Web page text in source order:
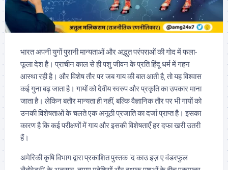
भारत अपनी युगों पुरानी मान्यताओं और अद्भुत परंपराओं की गोद में फला-
फूला देश है। प्राचीन काल से ही पशु जीवन के प्रति हिंदू धर्म में गहन
आस्था रही है। और विशेष तौर पर जब गाय की बात आती है, तो यह विश्वास
कई गुना बढ़ जाता है। गायों को दैवीय स्वरुप और प्रकृति का उपकार माना
जाता है। लेकिन बतौर मान्यता ही नहीं, बल्कि वैज्ञानिक तौर पर भी गायों को
उनकी विशेषताओं के चलते एक अनूठी प्रजाति का दर्जा प्राप्त है। इसका
कारण है कि कई परीक्षणों में गाय और इसकी विशेषताएँ हर दफा खरी उतरी
हैं।
अमेरिकी कृषि विभाग द्वारा प्रकाशित पुस्तक ‘द काउ इज़ ए वंडरफुल